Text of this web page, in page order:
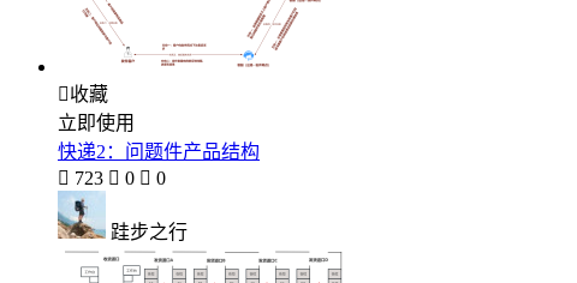
收藏
立即使用
快递2：问题件产品结构
 723  0  0
跬步之行